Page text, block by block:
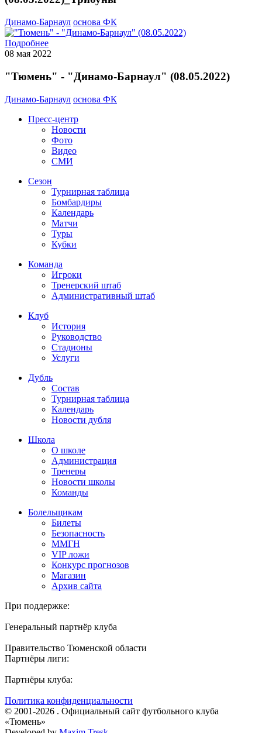
Динамо-Барнаул основа ФК
Подробнее
08 мая 2022
"Тюмень" - "Динамо-Барнаул" (08.05.2022)
Динамо-Барнаул основа ФК
Пресс-центр
Новости
Фото
Видео
СМИ
Сезон
Турнирная таблица
Бомбардиры
Календарь
Матчи
Туры
Кубки
Команда
Игроки
Тренерский штаб
Административный штаб
Клуб
История
Руководство
Стадионы
Услуги
Дубль
Состав
Турнирная таблица
Календарь
Новости дубля
Школа
О школе
Администрация
Тренеры
Новости школы
Команды
Болельщикам
Билеты
Безопасность
ММГН
VIP ложи
Конкурс прогнозов
Магазин
Архив сайта
При поддержке:
Генеральный партнёр клуба
Правительство Тюменской области
Партнёры лиги:
Партнёры клуба:
Политика конфиденциальности
© 2001-2026 . Официальный сайт футбольного клуба
«Тюмень»